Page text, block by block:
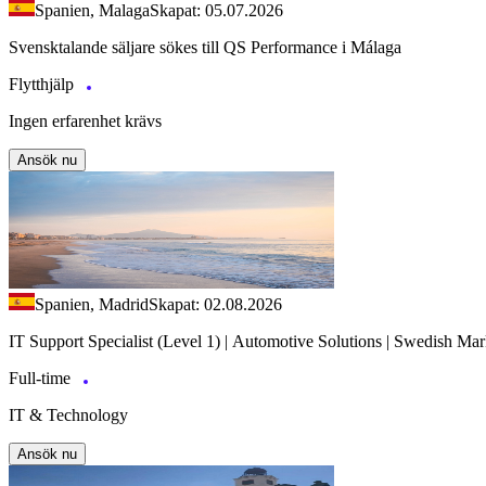
Spanien, MalagaSkapat: 05.07.2026
Svensktalande säljare sökes till QS Performance i Málaga
Flytthjälp
Ingen erfarenhet krävs
Ansök nu
Spanien, MadridSkapat: 02.08.2026
IT Support Specialist (Level 1) | Automotive Solutions | Swedish
Full-time
IT & Technology
Ansök nu